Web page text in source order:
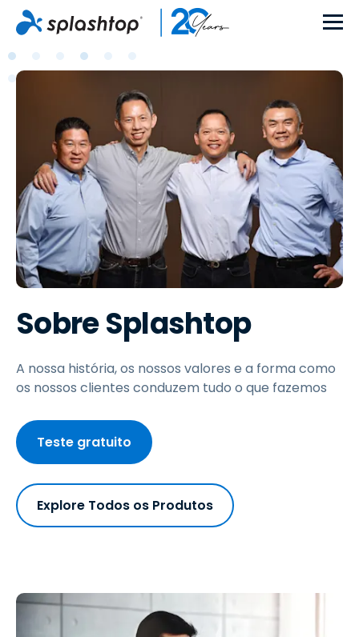
Sobre Splashtop
A nossa história, os nossos valores e a forma como
os nossos clientes conduzem tudo o que fazemos
Teste gratuito
Explore Todos os Produtos